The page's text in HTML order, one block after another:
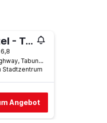
Gv Hotel - Talisay City
National Highway, Tabunok, Talisay, Philippinen
Stadtzentrum
Angebot